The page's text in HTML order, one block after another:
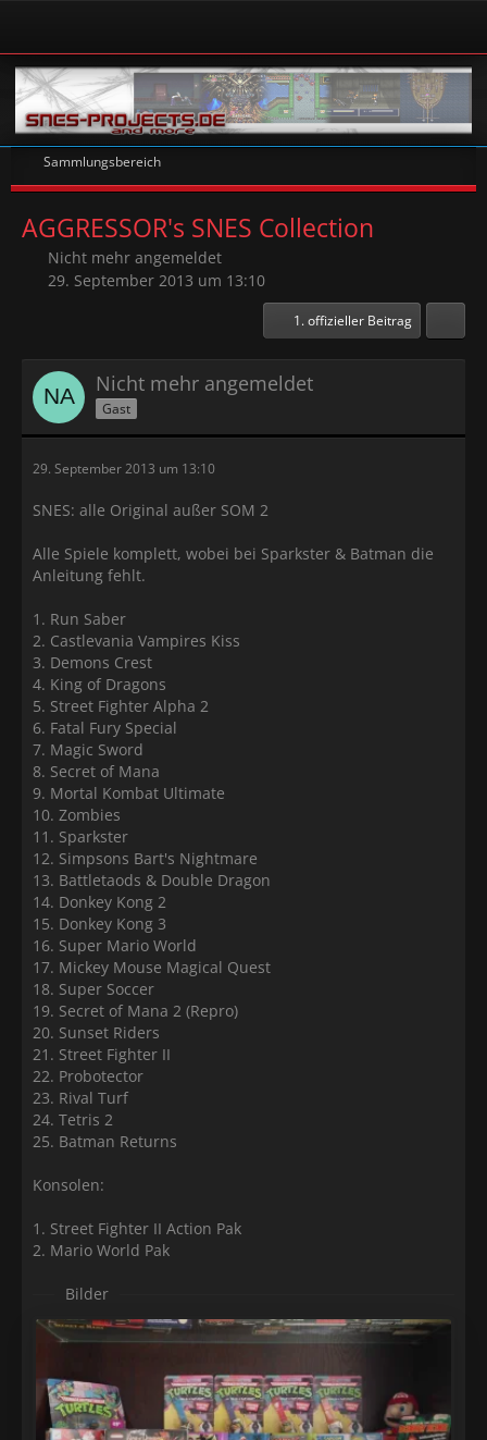
Sammlungsbereich
AGGRESSOR's SNES Collection
Nicht mehr angemeldet
29. September 2013 um 13:10
1. offizieller Beitrag
Nicht mehr angemeldet
Gast
29. September 2013 um 13:10
SNES: alle Original außer SOM 2
Alle Spiele komplett, wobei bei Sparkster & Batman die
Anleitung fehlt.
1. Run Saber
2. Castlevania Vampires Kiss
3. Demons Crest
4. King of Dragons
5. Street Fighter Alpha 2
6. Fatal Fury Special
7. Magic Sword
8. Secret of Mana
9. Mortal Kombat Ultimate
10. Zombies
11. Sparkster
12. Simpsons Bart's Nightmare
13. Battletaods & Double Dragon
14. Donkey Kong 2
15. Donkey Kong 3
16. Super Mario World
17. Mickey Mouse Magical Quest
18. Super Soccer
19. Secret of Mana 2 (Repro)
20. Sunset Riders
21. Street Fighter II
22. Probotector
23. Rival Turf
24. Tetris 2
25. Batman Returns
Konsolen:
1. Street Fighter II Action Pak
2. Mario World Pak
Bilder